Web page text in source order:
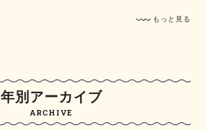
もっと見る
年別アーカイブ
ARCHIVE